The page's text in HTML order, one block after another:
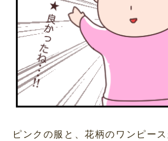
ピンクの服と、花柄のワンピー